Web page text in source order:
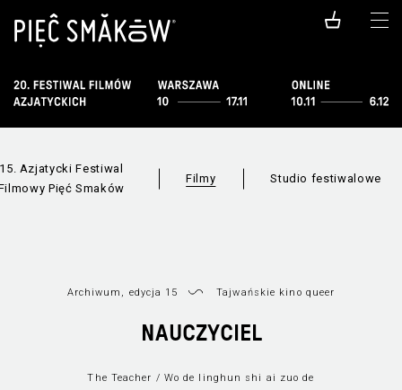
15. Azjatycki Festiwal
Pięć Smaków
Filmy
Wszystkie sekcje
Studio festiwalowe
Archiwum, edycja 15 Tajwańskie kino queer
NAUCZYCIEL
The Teacher / Wo de linghun shi ai zuo de